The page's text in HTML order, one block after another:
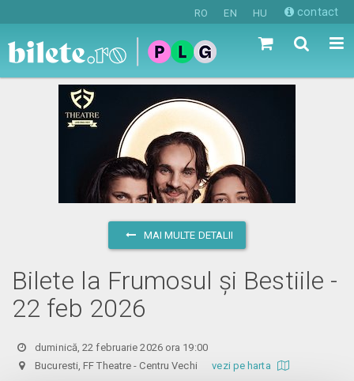
RO EN HU contact
MAI MULTE DETALII
Bilete la Frumosul și Bestiile -
22 feb 2026
duminică, 22 februarie 2026 ora 19:00
Bucuresti, FF Theatre - Centru Vechivezi pe harta